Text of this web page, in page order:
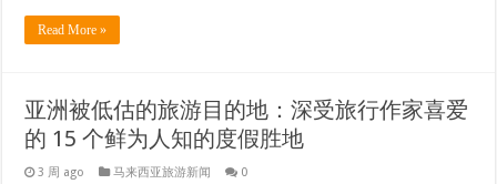
Read More »
亚洲被低估的旅游目的地：深受旅行作家喜爱
的 15 个鲜为人知的度假胜地
3 周 ago 马来西亚旅游新闻 0